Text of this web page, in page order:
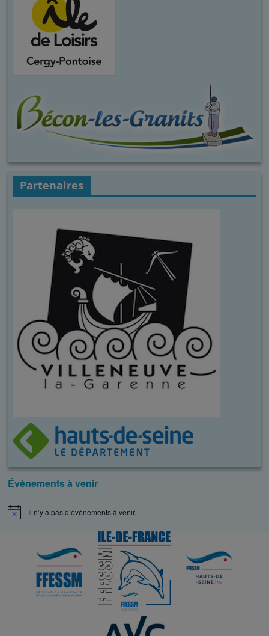
Partenaires
Évènements à venir
N
Il n’y a pas d’évènements à venir.